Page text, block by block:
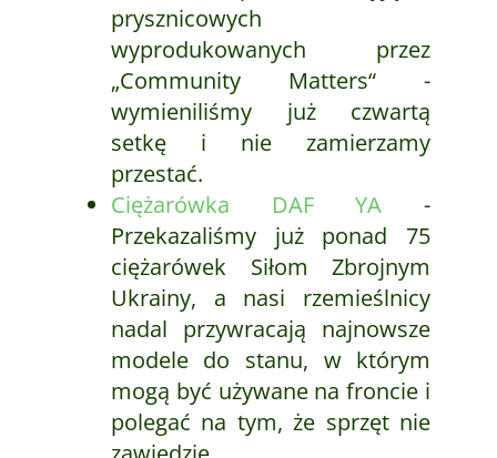
prysznicowych
wyprodukowanych przez
„Community Matters“ -
wymieniliśmy już czwartą
setkę i nie zamierzamy
przestać.
Ciężarówka DAF YA -
Przekazaliśmy już ponad 75
ciężarówek Siłom Zbrojnym
Ukrainy, a nasi rzemieślnicy
nadal przywracają najnowsze
modele do stanu, w którym
mogą być używane na froncie i
polegać na tym, że sprzęt nie